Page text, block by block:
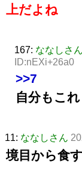
上だよね
167: ななしさん
ID:nEXi+26a0
>>7
自分もこれ
11: ななしさん
境目から食